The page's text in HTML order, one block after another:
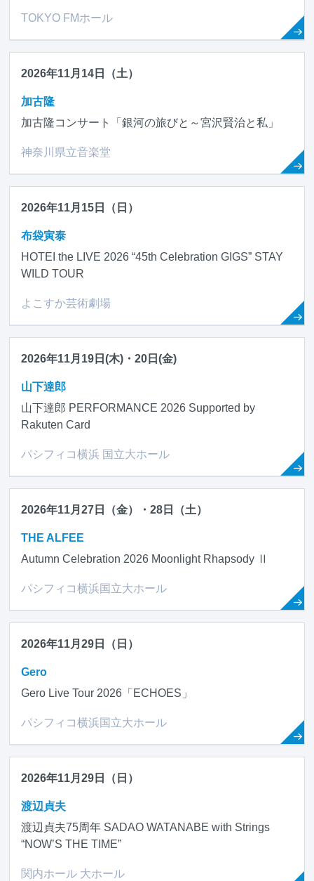
TOKYO FMホール
2026年11月14日（土）
加古隆
加古隆コンサート「銀河の旅びと～宮沢賢治と私」
神奈川県立音楽堂
2026年11月15日（日）
布袋寅泰
HOTEI the LIVE 2026 “45th Celebration GIGS” STAY
WILD TOUR
よこすか芸術劇場
2026年11月19日(木)・20日(金)
山下達郎
山下達郎 PERFORMANCE 2026 Supported by
Rakuten Card
パシフィコ横浜 国立大ホール
2026年11月27日（金）・28日（土）
THE ALFEE
Autumn Celebration 2026 Moonlight Rhapsody Ⅱ
パシフィコ横浜国立大ホール
2026年11月29日（日）
Gero
Gero Live Tour 2026「ECHOES」
パシフィコ横浜国立大ホール
2026年11月29日（日）
渡辺貞夫
渡辺貞夫75周年 SADAO WATANABE with Strings
“NOW’S THE TIME”
関内ホール 大ホール